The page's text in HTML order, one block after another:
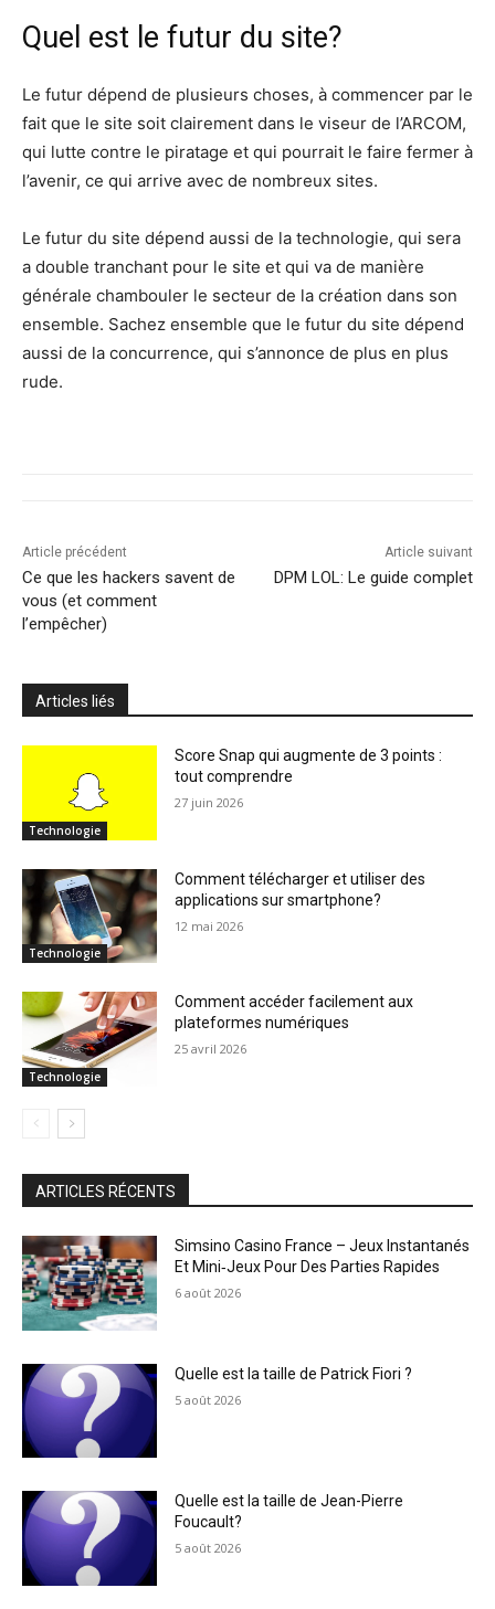
Quel est le futur du site?
Le futur dépend de plusieurs choses, à commencer par le
fait que le site soit clairement dans le viseur de l’ARCOM,
qui lutte contre le piratage et qui pourrait le faire fermer à
l’avenir, ce qui arrive avec de nombreux sites.
Le futur du site dépend aussi de la technologie, qui sera
a double tranchant pour le site et qui va de manière
générale chambouler le secteur de la création dans son
ensemble. Sachez ensemble que le futur du site dépend
aussi de la concurrence, qui s’annonce de plus en plus
rude.
Article précédent
Ce que les hackers savent de
vous (et comment
l’empêcher)
Article suivant
DPM LOL: Le guide complet
Articles liés
Technologie
Score Snap qui augmente de 3 points :
tout comprendre
27 juin 2026
Technologie
Comment télécharger et utiliser des
applications sur smartphone?
12 mai 2026
Technologie
Comment accéder facilement aux
plateformes numériques
25 avril 2026
ARTICLES RÉCENTS
Simsino Casino France – Jeux Instantanés
Et Mini‑Jeux Pour Des Parties Rapides
6 août 2026
Quelle est la taille de Patrick Fiori ?
5 août 2026
Quelle est la taille de Jean-Pierre
Foucault?
5 août 2026